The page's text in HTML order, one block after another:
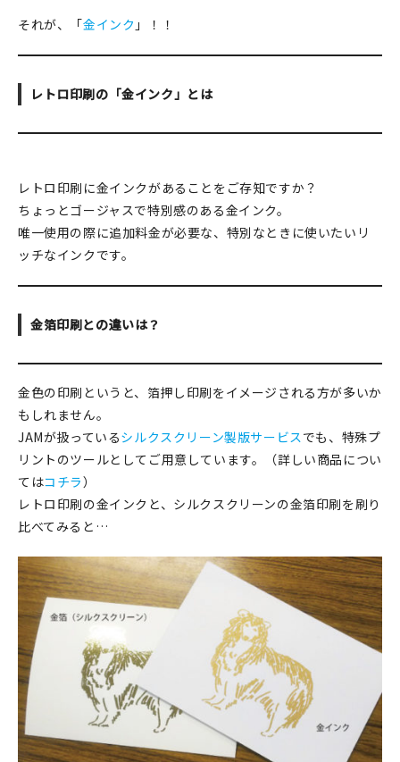
おすすめ特集
イベント・ワークショップ
ギャラリー
カートを見る
お買い物ガイド
よくある質問
それが、「金インク 」！！
レトロ印刷の「金インク」とは
レトロ印刷に金インクがあることをご存知ですか？
ちょっとゴージャスで特別感のある金インク。
唯一使用の際に追加料金が必要な、特別なときに使いたいリ
ッチなインクです。
金箔印刷との違いは？
金色の印刷というと、箔押し印刷をイメージされる方が多いか
もしれません。
JAMが扱っているシルクスクリーン製版サービス でも、特殊プ
リントのツールとしてご用意しています。（詳しい商品につい
てはコチラ）
レトロ印刷の金インクと、シルクスクリーンの金箔印刷を刷り
比べてみると…